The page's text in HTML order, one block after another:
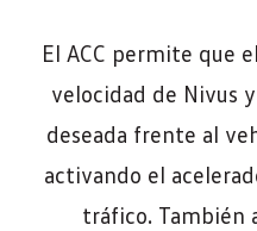
El ACC permite que
velocidad de Nivus
deseada frente al
activando el
tráfico. También